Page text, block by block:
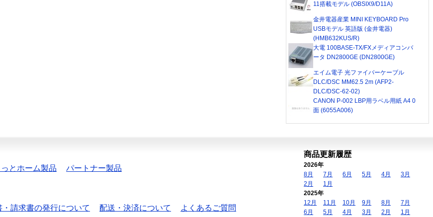
11搭載モデル (OBSIX9/D11A)
金井電器産業 MINI KEYBOARD Pro
USBモデル 英語版 (金井電器)
(HMB632KUS/R)
大電 100BASE-TX/FXメディアコンバ
ータ DN2800GE (DN2800GE)
エイム電子 光ファイバーケーブル
DLC/DSC MM62.5 2m (AFP2-
DLC/DSC-62-02)
CANON P-002 LBP用ラベル用紙 A4 0
面 (6055A006)
とホーム製品 パートナー製品
・請求書の発行について 配送・決済について
よくあるご質問
商品更新履歴
2026年
8月
7月 6月 5月 4月
3月
2月
1月
2025年
12月
11月 10月 9月 8月
7月
6月
5月 4月 3月 2月
1月